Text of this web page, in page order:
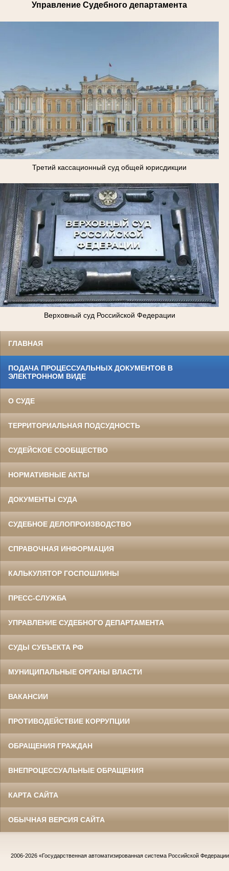
Управление Судебного департамента
Третий кассационный суд общей юрисдикции
Верховный суд Российской Федерации
ГЛАВНАЯ
ПОДАЧА ПРОЦЕССУАЛЬНЫХ ДОКУМЕНТОВ В
ЭЛЕКТРОННОМ ВИДЕ
О СУДЕ
ТЕРРИТОРИАЛЬНАЯ ПОДСУДНОСТЬ
СУДЕЙСКОЕ СООБЩЕСТВО
НОРМАТИВНЫЕ АКТЫ
ДОКУМЕНТЫ СУДА
СУДЕБНОЕ ДЕЛОПРОИЗВОДСТВО
СПРАВОЧНАЯ ИНФОРМАЦИЯ
КАЛЬКУЛЯТОР ГОСПОШЛИНЫ
ПРЕСС-СЛУЖБА
УПРАВЛЕНИЕ СУДЕБНОГО ДЕПАРТАМЕНТА
СУДЫ СУБЪЕКТА РФ
МУНИЦИПАЛЬНЫЕ ОРГАНЫ ВЛАСТИ
ВАКАНСИИ
ПРОТИВОДЕЙСТВИЕ КОРРУПЦИИ
ОБРАЩЕНИЯ ГРАЖДАН
ВНЕПРОЦЕССУАЛЬНЫЕ ОБРАЩЕНИЯ
КАРТА САЙТА
ОБЫЧНАЯ ВЕРСИЯ САЙТА
2006-2026 «Государственная автоматизированная система Российской